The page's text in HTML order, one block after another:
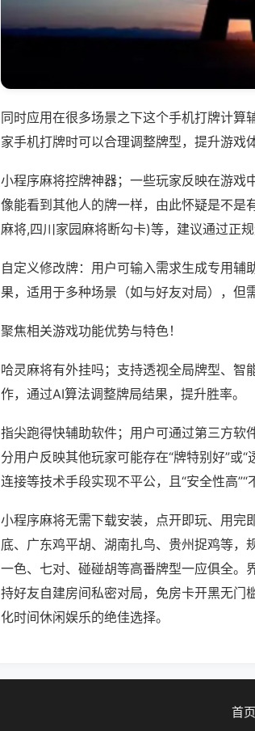
同时应用在很多场景之下这个手机打牌计算
家手机打牌时可以合理调整牌型，提升游戏
小程序麻将控牌神器；一些玩家反映在游戏
像能看到其他人的牌一样，由此怀疑是不是
麻将,四川家园麻将断勾卡)等，建议通过正规
自定义修改牌：用户可输入需求生成专用辅
果，适用于多种场景（如与好友对局），但
聚焦相关游戏功能优势与特色！
哈灵麻将有外挂吗；支持透视全局牌型、
作，通过AI算法调整牌局结果，提升胜率。
指尖跑得快辅助软件；用户可通过第三方软
分用户反映其他玩家可能存在“牌特别好”或
连接等技术手段实现不平公，且“安全性高”“
小程序麻将无需下载安装，点开即玩、用完
底、广东鸡平胡、湖南扎鸟、贵州捉鸡等
一色、七对、碰碰胡等高番牌型一应俱全。
持好友自建房间私密对局，免房卡开黑无门
化时间休闲娱乐的绝佳选择。
首页